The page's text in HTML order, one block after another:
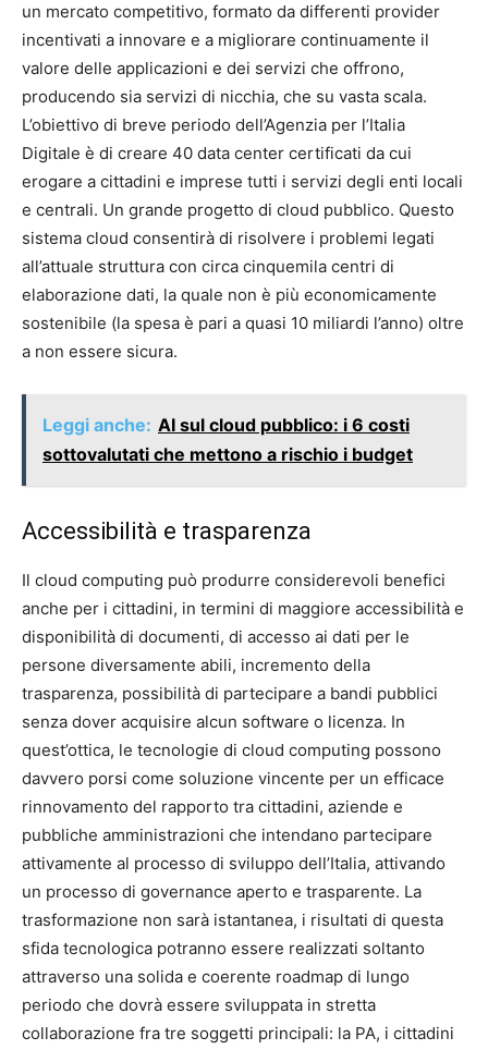
un mercato competitivo, formato da differenti provider
incentivati a innovare e a migliorare continuamente il
valore delle applicazioni e dei servizi che offrono,
producendo sia servizi di nicchia, che su vasta scala.
L’obiettivo di breve periodo dell’Agenzia per l’Italia
Digitale è di creare 40 data center certificati da cui
erogare a cittadini e imprese tutti i servizi degli enti locali
e centrali. Un grande progetto di cloud pubblico. Questo
sistema cloud consentirà di risolvere i problemi legati
all’attuale struttura con circa cinquemila centri di
elaborazione dati, la quale non è più economicamente
sostenibile (la spesa è pari a quasi 10 miliardi l’anno) oltre
a non essere sicura.
Leggi anche: AI sul cloud pubblico: i 6 costi
sottovalutati che mettono a rischio i budget
Accessibilità e trasparenza
Il cloud computing può produrre considerevoli benefici
anche per i cittadini, in termini di maggiore accessibilità e
disponibilità di documenti, di accesso ai dati per le
persone diversamente abili, incremento della
trasparenza, possibilità di partecipare a bandi pubblici
senza dover acquisire alcun software o licenza. In
quest’ottica, le tecnologie di cloud computing possono
davvero porsi come soluzione vincente per un efficace
rinnovamento del rapporto tra cittadini, aziende e
pubbliche amministrazioni che intendano partecipare
attivamente al processo di sviluppo dell’Italia, attivando
un processo di governance aperto e trasparente. La
trasformazione non sarà istantanea, i risultati di questa
sfida tecnologica potranno essere realizzati soltanto
attraverso una solida e coerente roadmap di lungo
periodo che dovrà essere sviluppata in stretta
collaborazione fra tre soggetti principali: la PA, i cittadini